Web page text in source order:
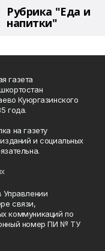
Рубрика "Еда и
напитки"
газета
Куюргазинского
года.
на газету
и социальных
Управлении
связи,
коммуникаций по
номер ПИ № ТУ